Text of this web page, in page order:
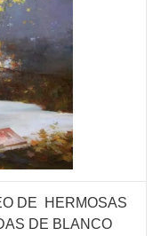
DE HERMOSAS
DE BLANCO